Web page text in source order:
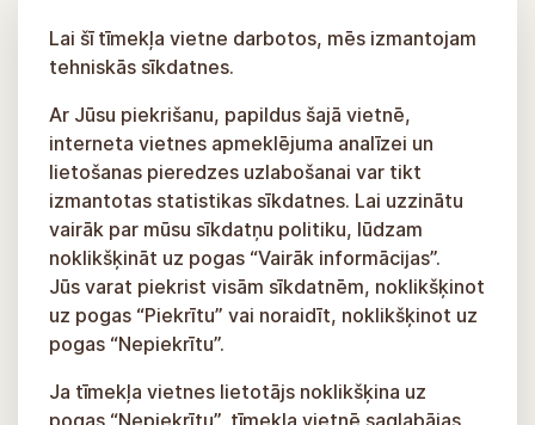
Lai šī tīmekļa vietne darbotos, mēs izmantojam
tehniskās sīkdatnes.
Ar Jūsu piekrišanu, papildus šajā vietnē,
interneta vietnes apmeklējuma analīzei un
lietošanas pieredzes uzlabošanai var tikt
izmantotas statistikas sīkdatnes. Lai uzzinātu
vairāk par mūsu sīkdatņu politiku, lūdzam
noklikšķināt uz pogas “Vairāk informācijas”.
Jūs varat piekrist visām sīkdatnēm, noklikšķinot
uz pogas “Piekrītu” vai noraidīt, noklikšķinot uz
pogas “Nepiekrītu”.
Ja tīmekļa vietnes lietotājs noklikšķina uz
pogas “Nepiekrītu”, tīmekļa vietnē saglabājas